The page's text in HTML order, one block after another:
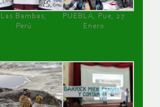
Las Bambas,
Perú
PUEBLA, Pue, 27
Enero